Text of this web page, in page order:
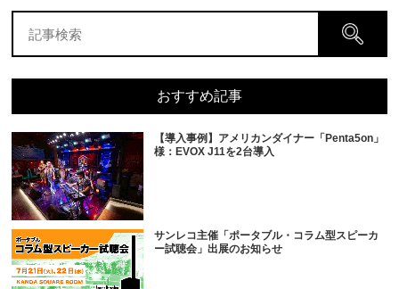
おすすめ記事
【導入事例】アメリカンダイナー「Penta5on」
様：EVOX J11を2台導入
サンレコ主催「ポータブル・コラム型スピーカ
ー試聴会」出展のお知らせ